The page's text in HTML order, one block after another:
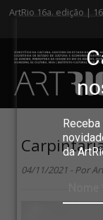
da
ArtRio 16a. edição | 16
04/11/2021 - Por